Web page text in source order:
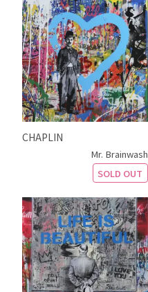
CHAPLIN
Mr. Brainwash
SOLD OUT